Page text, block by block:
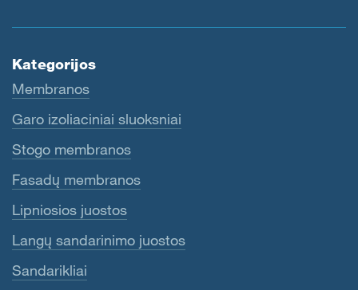
Kategorijos
Membranos
Garo izoliaciniai sluoksniai
Stogo membranos
Fasadų membranos
Lipniosios juostos
Langų sandarinimo juostos
Sandarikliai